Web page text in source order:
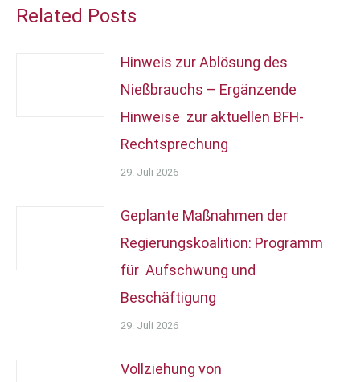
Related Posts
Hinweis zur Ablösung des
Nießbrauchs – Ergänzende
Hinweise zur aktuellen BFH-
Rechtsprechung
29. Juli 2026
Geplante Maßnahmen der
Regierungskoalition: Programm
für Aufschwung und
Beschäftigung
29. Juli 2026
Vollziehung von